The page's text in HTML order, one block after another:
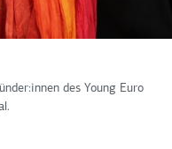
des Young Euro